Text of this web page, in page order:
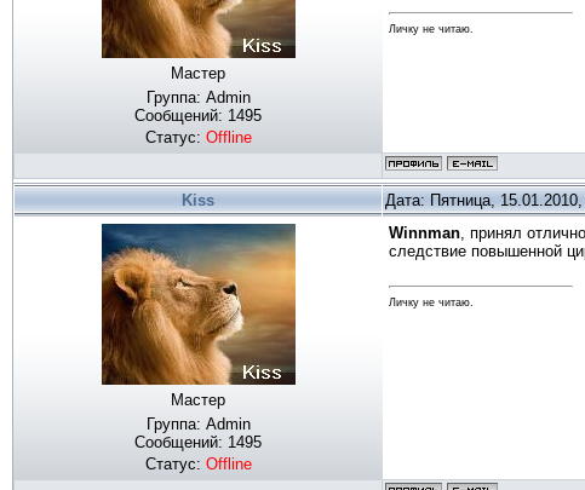
Мастер
Группа: Admin
Сообщений: 1495
Статус: Offline
Личку не читаю.
Kiss Дата: Пятница,
Мастер
Группа: Admin
Сообщений: 1495
Статус: Offline
Winnman, принял
следствие повышенной
Личку не читаю.